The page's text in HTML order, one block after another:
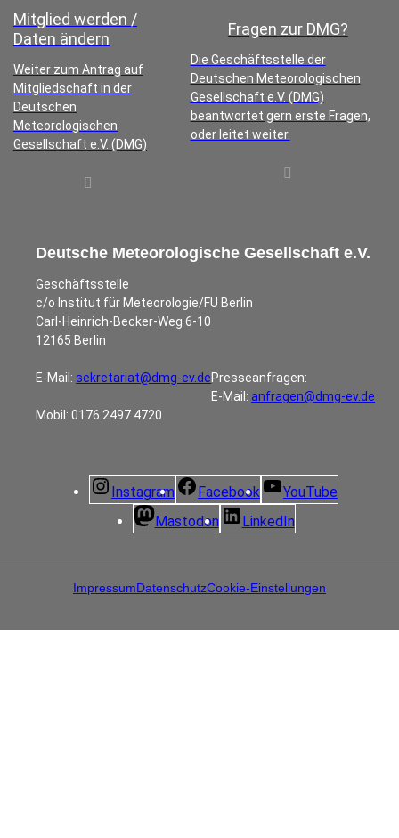
Mitglied werden /
Daten ändern
Weiter zum Antrag auf
Mitgliedschaft in der
Deutschen
Meteorologischen
Gesellschaft e.V. (DMG)
Fragen zur DMG?
Die Geschäftsstelle der
Deutschen Meteorologischen
Gesellschaft e.V. (DMG)
beantwortet gern erste Fragen,
oder leitet weiter.
Deutsche Meteorologische Gesellschaft e.V.
Geschäftsstelle
c/o Institut für Meteorologie/FU Berlin
Carl-Heinrich-Becker-Weg 6-10
12165 Berlin
E-Mail: sekretariat@dmg-ev.de
Mobil: 0176 2497 4720
Presseanfragen:
E-Mail: anfragen@dmg-ev.de
Instagram Facebook
YouTube
Mastodon
LinkedIn
ImpressumDatenschutzCookie-Einstellungen